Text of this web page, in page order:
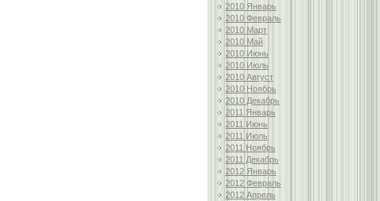
2010 Январь
2010 Февраль
2010 Март
2010 Май
2010 Июнь
2010 Июль
2010 Август
2010 Ноябрь
2010 Декабрь
2011 Январь
2011 Июнь
2011 Июль
2011 Ноябрь
2011 Декабрь
2012 Январь
2012 Февраль
2012 Апрель